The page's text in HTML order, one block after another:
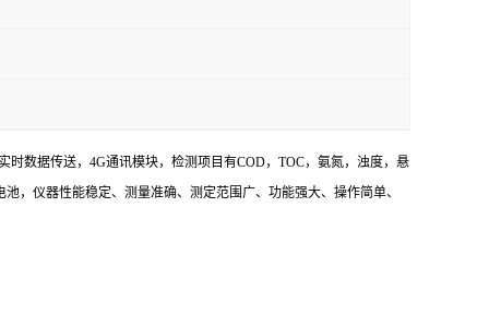
数据传送，4G通讯模块，检测项目有COD，TOC，氨氮，浊度，悬
，仪器性能稳定、测量准确、测定范围广、功能强大、操作简单、